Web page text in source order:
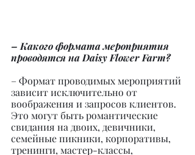
– Какого формата мероприятия
проводятся на Daisy Flower Farm?
– Формат проводимых мероприятий
зависит исключительно от
воображения и запросов клиентов.
Это могут быть романтические
свидания на двоих, девичники,
семейные пикники, корпоративы,
тренинги, мастер-классы,